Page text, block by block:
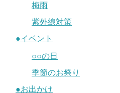
梅雨
紫外線対策
●イベント
○○の日
季節のお祭り
●お出かけ